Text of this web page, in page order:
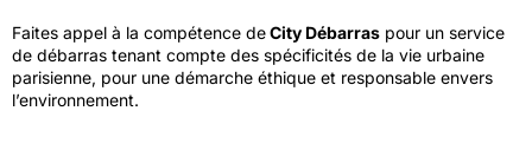
Faites appel à la compétence deCity Débarras pour un service
de débarras tenant compte des spécificités de la vie urbaine
parisienne, pour une démarche éthique et responsable envers
l’environnement.